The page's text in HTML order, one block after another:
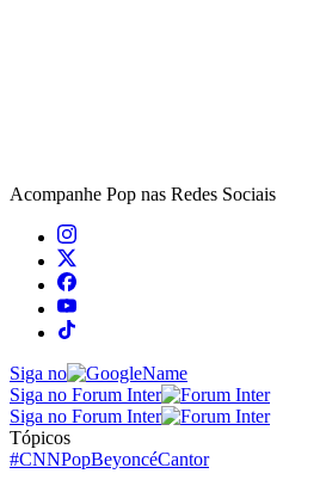
Acompanhe Pop nas Redes Sociais
Siga no
Siga no Forum Inter
Siga no Forum Inter
Tópicos
#CNNPopBeyoncéCantor